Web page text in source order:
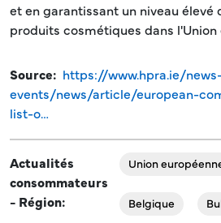
et en garantissant un niveau élevé
produits cosmétiques dans l'Union
Source
https://www.hpra.ie/
events/news/article/european-
list-o…
Actualités
consommateurs
- Région
Union
Belgique